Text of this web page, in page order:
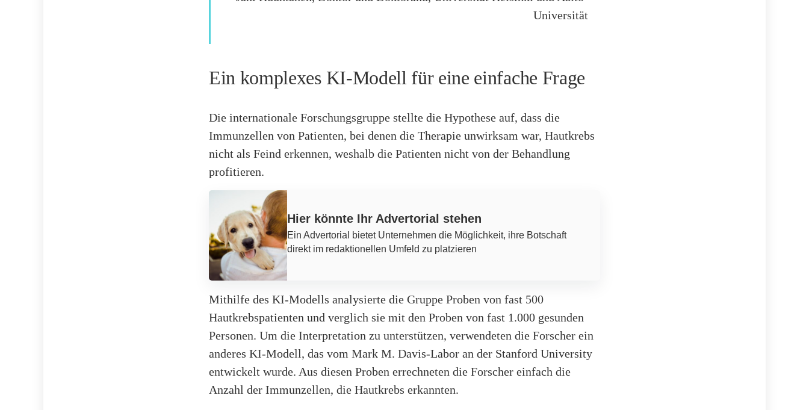
Universität
Ein komplexes KI-Modell für eine einfache Frage
Die internationale Forschungsgruppe stellte die Hypothese auf, dass die
Immunzellen von Patienten, bei denen die Therapie unwirksam war, Hautkrebs
nicht als Feind erkennen, weshalb die Patienten nicht von der Behandlung
profitieren.
Hier könnte Ihr Advertorial stehen
Ein Advertorial bietet Unternehmen die Möglichkeit, ihre Botschaft
direkt im redaktionellen Umfeld zu platzieren
Mithilfe des KI-Modells analysierte die Gruppe Proben von fast 500
Hautkrebspatienten und verglich sie mit den Proben von fast 1.000 gesunden
Personen. Um die Interpretation zu unterstützen, verwendeten die Forscher ein
anderes KI-Modell, das vom Mark M. Davis-Labor an der Stanford University
entwickelt wurde. Aus diesen Proben errechneten die Forscher einfach die
Anzahl der Immunzellen, die Hautkrebs erkannten.